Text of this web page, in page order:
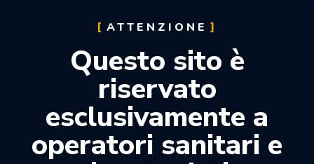
ATTENZIONE
Questo sito è
riservato
esclusivamente a
operatori sanitari e